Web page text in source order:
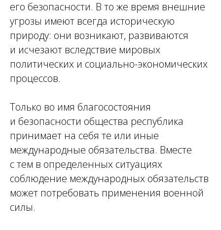
его безопасности. В то же время внешние
угрозы имеют всегда историческую
природу: они возникают, развиваются
и исчезают вследствие мировых
политических и социально-экономических
процессов.
Только во имя благосостояния
и безопасности общества республика
принимает на себя те или иные
международные обязательства. Вместе
с тем в определенных ситуациях
соблюдение международных обязательств
может потребовать применения военной
силы.